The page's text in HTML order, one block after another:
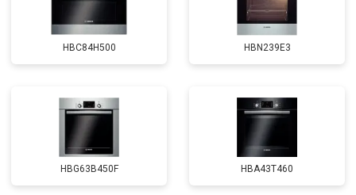
HBC84H500 HBN239E3
HBG63B450F HBA43T460